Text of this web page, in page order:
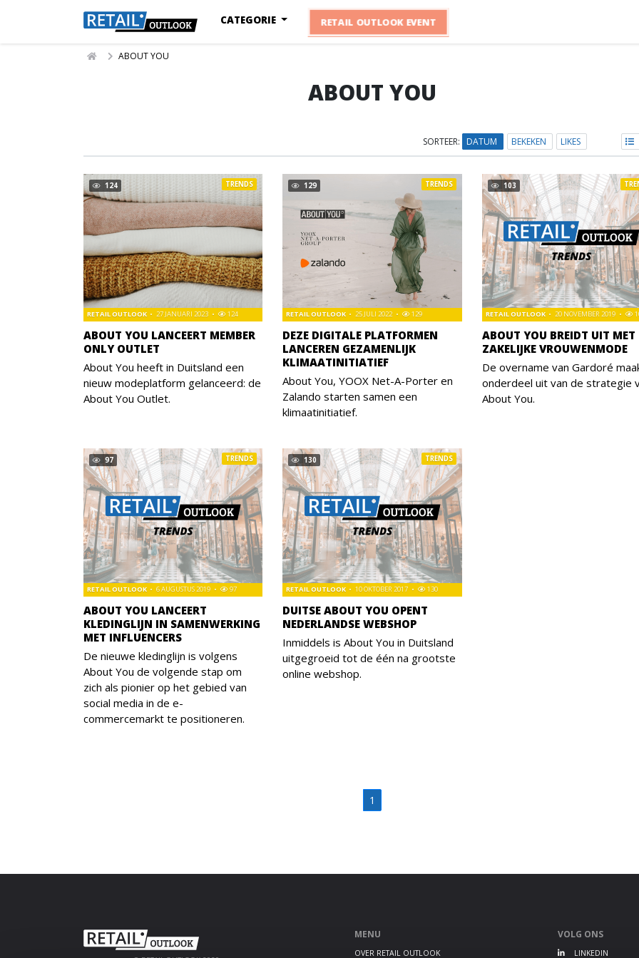
CATEGORIE RETAIL OUTLOOK EVENT
ABOUT YOU
ABOUT YOU
SORTEER: DATUM BEKEKEN LIKES
124
ABOUT YOU LANCEERT MEMBER
ONLY OUTLET
RETAIL OUTLOOK 27 JANUARI 2023 124
TRENDS
About You heeft in Duitsland een
nieuw modeplatform gelanceerd: de
About You Outlet.
129
DEZE DIGITALE PLATFORMEN
LANCEREN GEZAMENLIJK
KLIMAATINITIATIEF
RETAIL OUTLOOK 25 JULI 2022 129
TRENDS
About You, YOOX Net-A-Porter en
Zalando starten samen een
klimaatinitiatief.
103
ABOUT YOU BREIDT UIT MET
ZAKELIJKE VROUWENMODE
RETAIL OUTLOOK 20 NOVEMBER 2019
De overname van Gardoré
onderdeel uit van de strategie
About You.
97
ABOUT YOU LANCEERT
KLEDINGLIJN IN SAMENWERKING
MET INFLUENCERS
RETAIL OUTLOOK 6 AUGUSTUS 2019 97
TRENDS
De nieuwe kledinglijn is volgens
About You de volgende stap om
zich als pionier op het gebied van
social media in de e-
commercemarkt te positioneren.
130
DUITSE ABOUT YOU OPENT
NEDERLANDSE WEBSHOP
RETAIL OUTLOOK 10 OKTOBER 2017 130
TRENDS
Inmiddels is About You in Duitsland
uitgegroeid tot de één na grootste
online webshop.
1
MENU
OVER RETAIL OUTLOOK
VOLG ONS
LINKEDIN